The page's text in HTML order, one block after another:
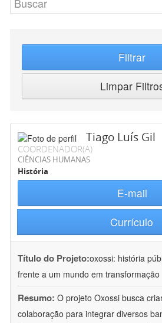
Filtrar
Limpar
Tiago Luís Gil
COORDENADOR(A)
CIÊNCIAS HUMANAS
História
E-mail
Currículo
Título do Projeto:oxossi: história
frente a um mundo em transformação
Resumo: O projeto Oxossi busca
colaboração para integrar diversos